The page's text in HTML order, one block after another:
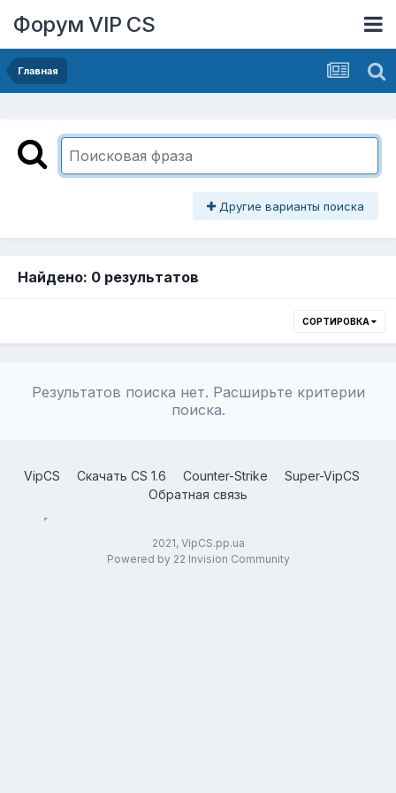
Форум VIP CS
Главная
Другие варианты поиска
Найдено: 0 результатов
СОРТИРОВКА
Результатов поиска нет. Расширьте критерии
поиска.
VipCS Скачать CS 1.6 Counter-Strike
Super-VipCS
Обратная связь
2021, VipCS.pp.ua
Powered by 22 Invision Community